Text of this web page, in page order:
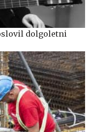
dolgoletni